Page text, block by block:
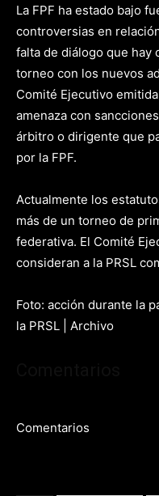
La FPF ha estado bajo
controversias en
falta de diálogo que hay
torneo con los nuevos
Comité Ejecutivo
amenaza con
árbitro o dirigente que
por la FPF.
Actualmente los
más de un torneo de
federativa. El Comité
consideran a la PRSL
Foto: acción durante la
la PRSL | Archivo
Comentarios